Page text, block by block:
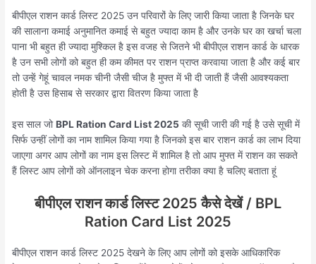
बीपीएल राशन कार्ड लिस्ट 2025 उन परिवारों के लिए जारी किया जाता है जिनके घर
की सालाना कमाई अनुमानित कमाई से बहुत ज्यादा काम है और उनके घर का खर्चा चला
पाना भी बहुत ही ज्यादा मुश्किल है इस वजह से जितने भी बीपीएल राशन कार्ड के धारक
है उन सभी लोगों को बहुत ही कम कीमत पर राशन प्राप्त करवाया जाता है और कई बार
तो उन्हें गेहूं चावल नमक चीनी जैसी चीज है मुफ्त में भी दी जाती हैं जैसी आवश्यकता
होती है उस हिसाब से सरकार द्वारा वितरण किया जाता है
इस साल जोBPL Ration Card List 2025 की सूची जारी की गई है उसे सूची में
सिर्फ उन्हीं लोगों का नाम शामिल किया गया है जिनको इस बार राशन कार्ड का लाभ दिया
जाएगा अगर आप लोगों का नाम इस लिस्ट में शामिल है तो आप मुफ्त में राशन का सकते
हैं लिस्ट आप लोगों को ऑनलाइन चेक करना होगा तरीका क्या है चलिए बताता हूं
बीपीएल राशन कार्ड लिस्ट 2025 कैसे देखें / BPL
Ration Card List 2025
बीपीएल राशन कार्ड लिस्ट 2025 देखने के लिए आप लोगों को इसके आधिकारिक